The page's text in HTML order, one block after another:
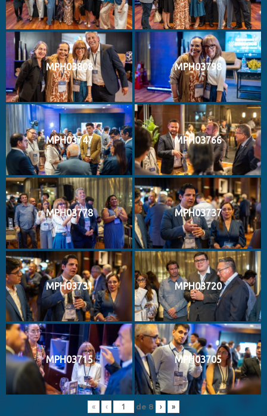
MPH03808 MPH03798
MPH03747 MPH03766
MPH03778 MPH03737
MPH03731 MPH03720
MPH03715 MPH03705
« ‹ de 8 › »